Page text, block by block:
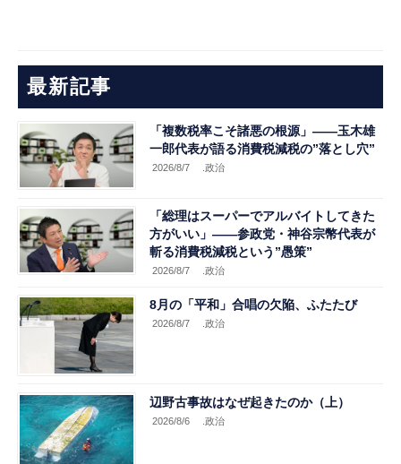
最新記事
「複数税率こそ諸悪の根源」――玉木雄
一郎代表が語る消費税減税の”落とし穴”
2026/8/7 .政治
「総理はスーパーでアルバイトしてきた
方がいい」――参政党・神谷宗幣代表が
斬る消費税減税という”愚策”
2026/8/7 .政治
8月の「平和」合唱の欠陥、ふたたび
2026/8/7 .政治
辺野古事故はなぜ起きたのか（上）
2026/8/6 .政治